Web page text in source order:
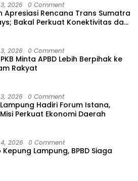
2026 0 Comment
Apresiasi Rencana Trans Sumatra
Bakal Perkuat Konektivitas dan
2026 0 Comment
Minta APBD Lebih Berpihak ke
Rakyat
2026 0 Comment
Hadiri Forum Istana,
Perkuat Ekonomi Daerah
2026 0 Comment
Kepung Lampung, BPBD Siaga